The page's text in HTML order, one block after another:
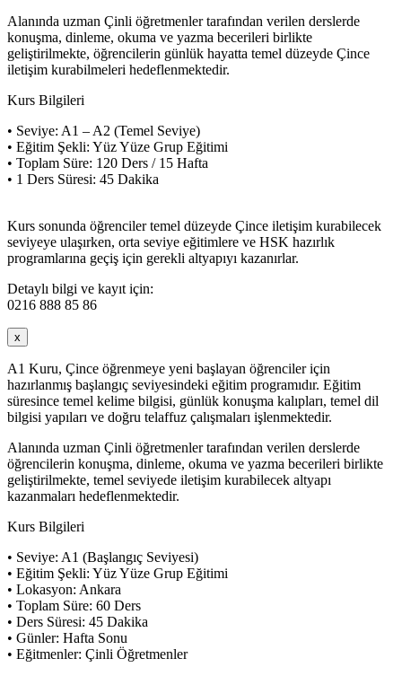
Alanında uzman Çinli öğretmenler tarafından verilen derslerde
konuşma, dinleme, okuma ve yazma becerileri birlikte
geliştirilmekte, öğrencilerin günlük hayatta temel düzeyde Çince
iletişim kurabilmeleri hedeflenmektedir.
Kurs Bilgileri
• Seviye: A1 – A2 (Temel Seviye)
• Eğitim Şekli: Yüz Yüze Grup Eğitimi
• Toplam Süre: 120 Ders / 15 Hafta
• 1 Ders Süresi: 45 Dakika
Kurs sonunda öğrenciler temel düzeyde Çince iletişim kurabilecek
seviyeye ulaşırken, orta seviye eğitimlere ve HSK hazırlık
programlarına geçiş için gerekli altyapıyı kazanırlar.
Detaylı bilgi ve kayıt için:
0216 888 85 86
x
A1 Kuru, Çince öğrenmeye yeni başlayan öğrenciler için
hazırlanmış başlangıç seviyesindeki eğitim programıdır. Eğitim
süresince temel kelime bilgisi, günlük konuşma kalıpları, temel dil
bilgisi yapıları ve doğru telaffuz çalışmaları işlenmektedir.
Alanında uzman Çinli öğretmenler tarafından verilen derslerde
öğrencilerin konuşma, dinleme, okuma ve yazma becerileri birlikte
geliştirilmekte, temel seviyede iletişim kurabilecek altyapı
kazanmaları hedeflenmektedir.
Kurs Bilgileri
• Seviye: A1 (Başlangıç Seviyesi)
• Eğitim Şekli: Yüz Yüze Grup Eğitimi
• Lokasyon: Ankara
• Toplam Süre: 60 Ders
• Ders Süresi: 45 Dakika
• Günler: Hafta Sonu
• Eğitmenler: Çinli Öğretmenler